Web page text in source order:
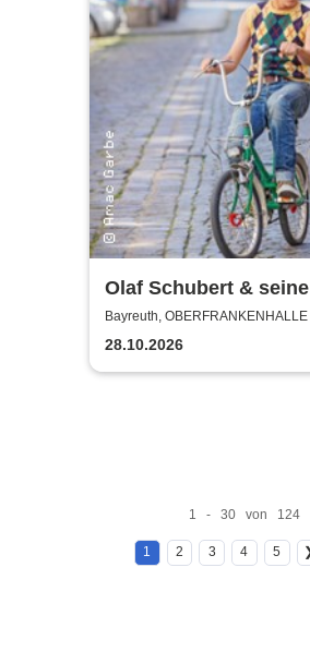
Olaf Schubert & seine
Freunde - Jetzt oder
Bayreuth, OBERFRANKENHALLE
28.10.2026
1 - 30 von 124
1 2 3 4 5